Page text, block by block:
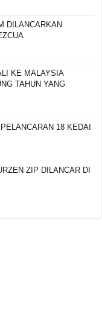
DILANCARKAN
KE MALAYSIA
TAHUN YANG
18 KEDAI
ZIP DILANCAR DI